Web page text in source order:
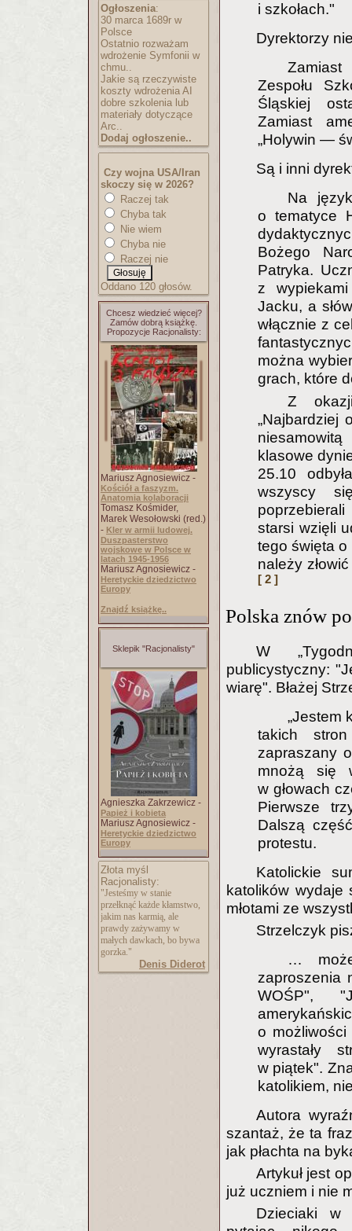
Ogłoszenia:
30 marca 1689r w
Polsce
Ostatnio rozważam
wdrożenie Symfonii w
chmu..
Jakie są rzeczywiste
koszty wdrożenia AI
dobre szkolenia lub
materiały dotyczące
Arc..
Dodaj ogłoszenie..
Czy wojna USA/Iran
skoczy się w 2026?
Raczej tak
Chyba tak
Nie wiem
Chyba nie
Raczej nie
Oddano 120 głosów.
Chcesz wiedzieć więcej?
Zamów dobrą książkę.
Propozycje Racjonalisty:
Mariusz Agnosiewicz -
Kościół a faszyzm.
Anatomia kolaboracji
Tomasz Kośmider,
Marek Wesołowski (red.)
- Kler w armii ludowej.
Duszpasterstwo
wojskowe w Polsce w
latach 1945-1956
Mariusz Agnosiewicz -
Heretyckie dziedzictwo
Europy
Znajdź książkę..
Sklepik "Racjonalisty"
Agnieszka Zakrzewicz -
Papież i kobieta
Mariusz Agnosiewicz -
Heretyckie dziedzictwo
Europy
Złota myśl
Racjonalisty:
"Jesteśmy w stanie
przełknąć każde kłamstwo,
jakim nas karmią, ale
prawdy zażywamy w
małych dawkach, bo bywa
gorzka."
Denis Diderot
i szkołach."
Dyrektorzy
Zespołu
Śląskiej
Zamiast
„Holywin —
Są i inni
Na
o tematyce
Bożego
Patryka.
z
Jacku, a
włącznie z
można
grach, które
Z
„Najbardziej
klasowe
25.10
wszyscy
starsi wzięli
tego święta o
należy
[ 2 ]
Polska znów
W
publicystyczny:
wiarę". Błażej
„Jestem
takich
zapraszany
mnożą się
w głowach
Pierwsze
Dalszą
protestu.
Katolickie
katolików wydaje
młotami ze
Strzelczyk
…
zaproszenia
WOŚP",
o
wyrastały
w piątek".
katolikiem,
Autora
szantaż, że ta
jak płachta na
Artykuł jest
już uczniem i nie
Dzieciaki w